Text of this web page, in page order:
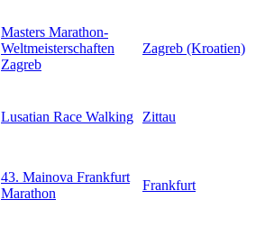
Masters Marathon-
Weltmeisterschaften
Zagreb
Zagreb (Kroatien)
Lusatian Race Walking Zittau
43. Mainova Frankfurt
Marathon
Frankfurt